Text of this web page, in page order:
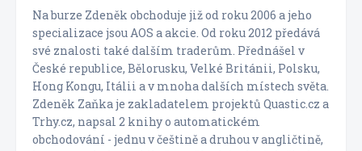
Na burze Zdeněk obchoduje již od roku 2006 a jeho
specializace jsou AOS a akcie. Od roku 2012 předává
své znalosti také dalším traderům. Přednášel v
České republice, Bělorusku, Velké Británii, Polsku,
Hong Kongu, Itálii a v mnoha dalších místech světa.
Zdeněk Zaňka je zakladatelem projektů Quastic.cz a
Trhy.cz, napsal 2 knihy o automatickém
obchodování - jednu v češtině a druhou v angličtině,